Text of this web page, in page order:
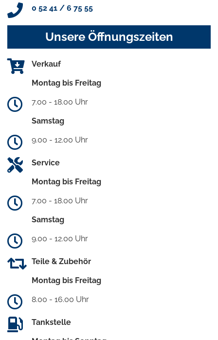
0 52 41 / 6 75 55
Unsere Öffnungszeiten
Verkauf
Montag bis Freitag
7.00 - 18.00 Uhr
Samstag
9.00 - 12.00 Uhr
Service
Montag bis Freitag
7.00 - 18.00 Uhr
Samstag
9.00 - 12.00 Uhr
Teile & Zubehör
Montag bis Freitag
8.00 - 16.00 Uhr
Tankstelle